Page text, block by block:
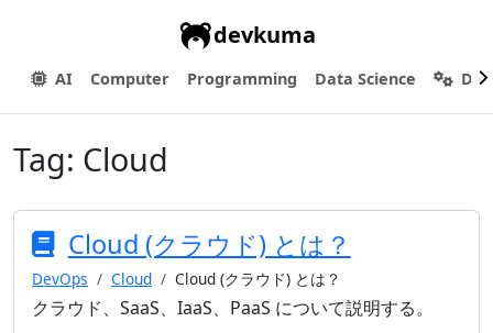
devkuma
AI Computer Programming Data Science
Tag: Cloud
Cloud (クラウド) とは？
DevOps Cloud Cloud (クラウド) とは？
クラウド、SaaS、IaaS、PaaS について説明する。